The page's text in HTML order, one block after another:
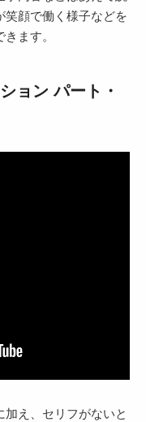
笑顔で働く様子などを
ます。
ョン パート・
え、セリフがないと